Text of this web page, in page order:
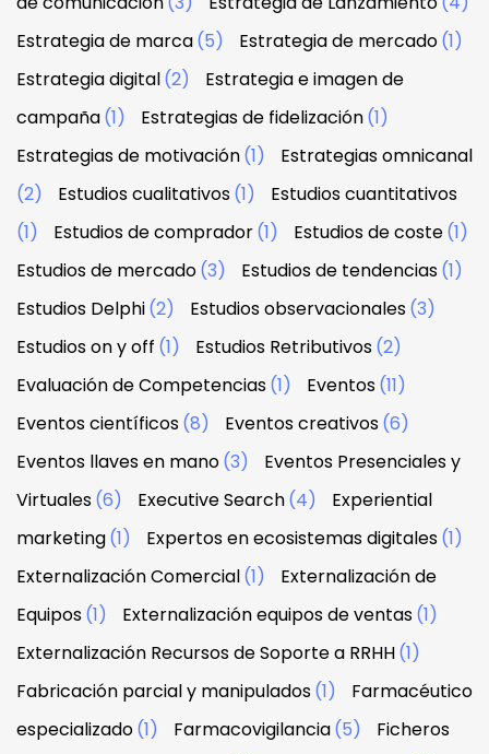
Estrategia de marca(5) Estrategia de mercado(1)
Estrategia digital(2)
Estrategia e imagen de
campaña(1) Estrategias de fidelización(1)
Estrategias de motivación(1)
Estrategias omnicanal
(2)
Estudios cualitativos(1)
Estudios cuantitativos
(1)
Estudios de comprador(1) Estudios de coste(1)
Estudios de mercado(3) Estudios de tendencias(1)
Estudios Delphi(2) Estudios observacionales(3)
Estudios on y off (1) Estudios Retributivos(2)
Evaluación de Competencias(1) Eventos(11)
Eventos científicos(8) Eventos creativos(6)
Eventos llaves en mano(3)
Eventos Presenciales y
Virtuales(6) Executive Search(4)
Experiential
marketing(1) Expertos en ecosistemas digitales(1)
Externalización Comercial(1)
Externalización de
Equipos(1) Externalización equipos de ventas(1)
Externalización Recursos de Soporte a RRHH(1)
Fabricación parcial y manipulados(1)
Farmacéutico
especializado(1) Farmacovigilancia(5)
Ficheros